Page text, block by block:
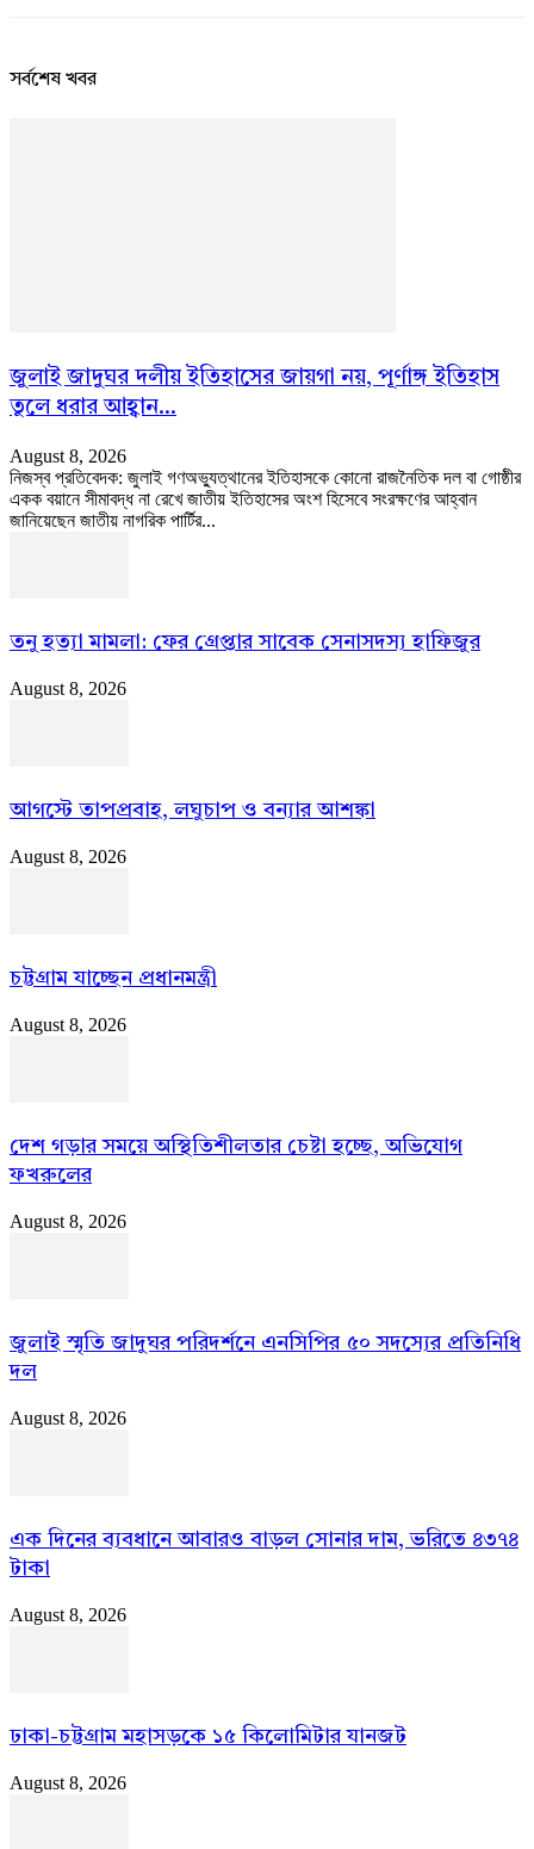
সর্বশেষ খবর
জুলাই জাদুঘর দলীয় ইতিহাসের জায়গা নয়, পূর্ণাঙ্গ ইতিহাস
তুলে ধরার আহ্বান...
August 8, 2026
নিজস্ব প্রতিবেদক: জুলাই গণঅভ্যুত্থানের ইতিহাসকে কোনো রাজনৈতিক দল বা গোষ্ঠীর
একক বয়ানে সীমাবদ্ধ না রেখে জাতীয় ইতিহাসের অংশ হিসেবে সংরক্ষণের আহ্বান
জানিয়েছেন জাতীয় নাগরিক পার্টির...
তনু হত্যা মামলা: ফের গ্রেপ্তার সাবেক সেনাসদস্য হাফিজুর
August 8, 2026
আগস্টে তাপপ্রবাহ, লঘুচাপ ও বন্যার আশঙ্কা
August 8, 2026
চট্টগ্রাম যাচ্ছেন প্রধানমন্ত্রী
August 8, 2026
দেশ গড়ার সময়ে অস্থিতিশীলতার চেষ্টা হচ্ছে, অভিযোগ
ফখরুলের
August 8, 2026
জুলাই স্মৃতি জাদুঘর পরিদর্শনে এনসিপির ৫০ সদস্যের প্রতিনিধি
দল
August 8, 2026
এক দিনের ব্যবধানে আবারও বাড়ল সোনার দাম, ভরিতে ৪৩৭৪
টাকা
August 8, 2026
ঢাকা-চট্টগ্রাম মহাসড়কে ১৫ কিলোমিটার যানজট
August 8, 2026